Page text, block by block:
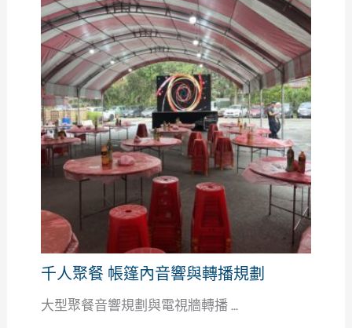
千人聚餐 帳篷內音響與轉播規劃
大型聚餐音響規劃與電視牆轉播 ...